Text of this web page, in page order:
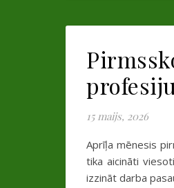
15 maijs, 2026
Aprīļa mēnesis
tika aicināti
izzināt darba